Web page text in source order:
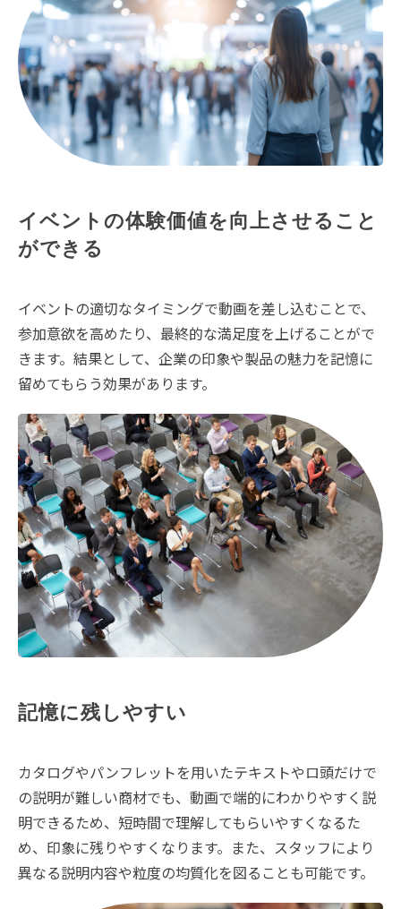
イベントの体験価値を向上させること
ができる
イベントの適切なタイミングで動画を差し込むことで、
参加意欲を高めたり、最終的な満足度を上げることがで
きます。結果として、企業の印象や製品の魅力を記憶に
留めてもらう効果があります。
記憶に残しやすい
カタログやパンフレットを用いたテキストやロ頭だけで
の説明が難しい商材でも、動画で端的にわかりやすく説
明できるため、短時間で理解してもらいやすくなるた
め、印象に残りやすくなります。また、スタッフにより
異なる説明内容や粒度の均質化を図ることも可能です。